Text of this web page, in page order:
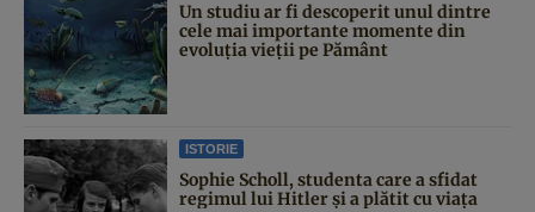
Un studiu ar fi descoperit unul dintre
cele mai importante momente din
evoluția vieții pe Pământ
ISTORIE
Sophie Scholl, studenta care a sfidat
regimul lui Hitler și a plătit cu viața